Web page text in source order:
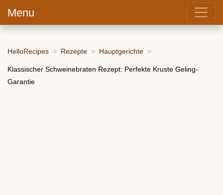
Menu
HelloRecipes Rezepte Hauptgerichte
Klassischer Schweinebraten Rezept: Perfekte Kruste Geling-
Garantie